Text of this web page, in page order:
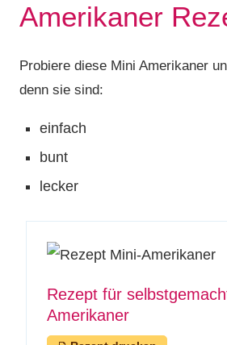
Amerikaner
Probiere diese Mini Amerikaner
denn sie sind:
einfach
bunt
lecker
Rezept für
Amerikaner